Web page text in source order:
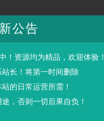
采集、发布本站内容到任何网站、
公告
！资源均为精品，欢迎体验！
长！将第一时间删除
的日常运营所需！
，否则一切后果自负！